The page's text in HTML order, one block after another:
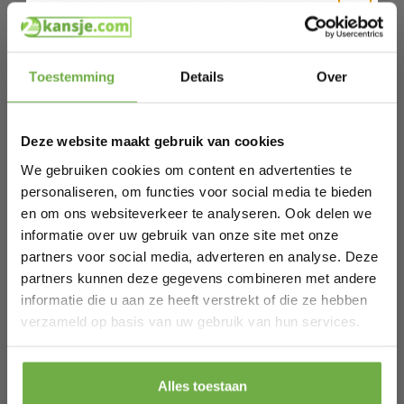
Toestemming Details Over
Deze website maakt gebruik van cookies
We gebruiken cookies om content en advertenties te
personaliseren, om functies voor social media te bieden
en om ons websiteverkeer te analyseren. Ook delen we
informatie over uw gebruik van onze site met onze
partners voor social media, adverteren en analyse. Deze
partners kunnen deze gegevens combineren met andere
informatie die u aan ze heeft verstrekt of die ze hebben
verzameld op basis van uw gebruik van hun services.
Alles toestaan
gewassen kan worden in de wasmachine op een
temperatuur van 30 °C. Hierdoor blijft je bed langdurig fris
en hygiënisch. Dankzij de verstelbare banden en de antislip
te verschuiven.
Merk: CozySense
traagschuim
Stevigheid: Zacht
Afmetingen: 90 x 200 cm
Totale hoogte van de topper: 7,5 cm
Wasbaar: Ja, tot 30 °C
Hypoallergeen: Ja
Geniet elke nacht van de perfecte temperatuur en
optimaal comfort met de veelzijdige CozySense
DualFeel Topper!
CS1000159
Schrijf je in en ontvang
Bij 2dekansje.com profiteer je van
kortingen tot wel 70%.
Laat ons weten wanneer je jarig bent
Pak € 5,- korting